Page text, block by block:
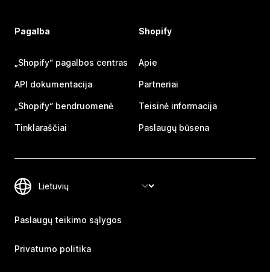
Pagalba
„Shopify“ pagalbos centras
API dokumentacija
„Shopify“ bendruomenė
Tinklaraščiai
Shopify
Apie
Partneriai
Teisinė informacija
Paslaugų būsena
Paslaugų teikimo sąlygos
Privatumo politika